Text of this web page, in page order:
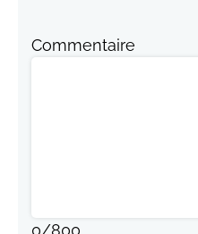
Commentaire